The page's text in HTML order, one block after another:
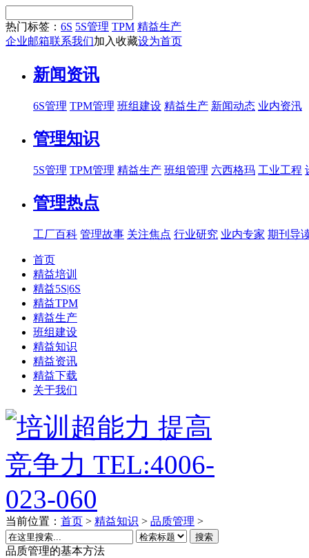
热门标签： 6S 5S管理 TPM 精益生产
企业邮箱联系我们加入收藏设为首页
新闻资讯
6S管理 TPM管理 班组建设 精益生产 新闻动态 业内资汛
管理知识
5S管理 TPM管理 精益生产 班组管理 六西格玛 工业工程
管理热点
工厂百科 管理故事 关注焦点 行业研究 业内专家 期刊导
首页
精益培训
精益5S|6S
精益TPM
精益生产
班组建设
精益知识
精益资讯
精益下载
关于我们
当前位置： 首页 > 精益知识 > 品质管理 >
搜索
品质管理的基本方法